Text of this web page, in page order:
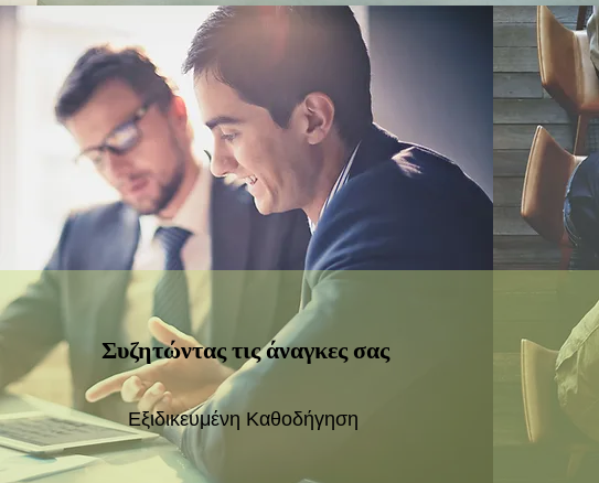
Συζητώντας τις άναγκες σας
Εξιδικευμένη Καθοδήγηση